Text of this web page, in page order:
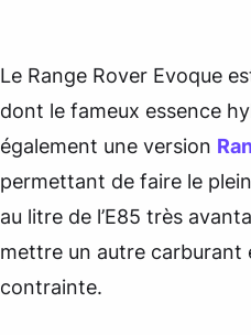
Le Range Rover Evoque
dont le fameux essence
également une version
permettant de faire le
au litre de l’E85 très
mettre un autre carburant
contrainte.